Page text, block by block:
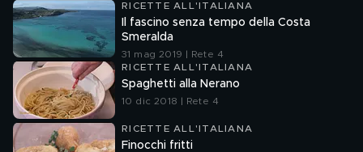
RICETTE ALL'ITALIANA
Il fascino senza tempo della Costa
Smeralda
31 mag 2019 | Rete 4
RICETTE ALL'ITALIANA
Spaghetti alla Nerano
10 dic 2018 | Rete 4
RICETTE ALL'ITALIANA
Finocchi fritti